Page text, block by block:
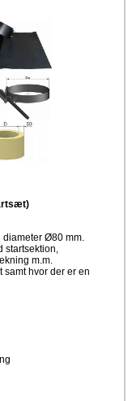
Ø80 mm.
startsektion,
m.m.
samt hvor der er en